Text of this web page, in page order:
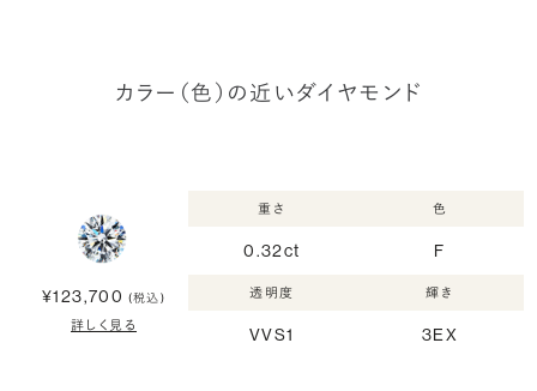
カラー（色）の近いダイヤモンド
¥123,700 (税込)
詳しく見る
重さ
0.32ct
色
F
透明度
VVS1
輝き
3EX